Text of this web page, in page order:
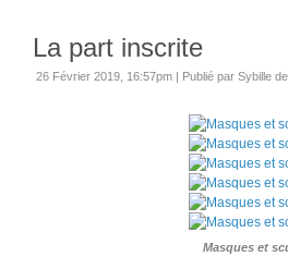
La part inscrite
26 Février 2019, 16:57pm | Publié par Sybille
Masques et